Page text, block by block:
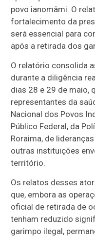
povo ianomâmi. O
fortalecimento da
será essencial para
após a retirada dos
O relatório consolida
durante a diligência
dias 28 e 29 de maio,
representantes da
Nacional dos Povos
Público Federal, da
Roraima, de
outras instituições
território.
Os relatos desses
que, embora as
oficial de retirada de
tenham reduzido
garimpo ilegal,